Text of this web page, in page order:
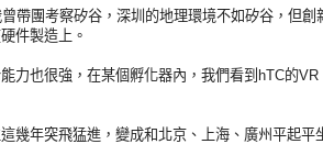
帶團考察矽谷，深圳的地理環境不如矽谷，但
件製造上。
力也很強，在某個孵化器內，我們看到hTC的
幾年突飛猛進，變成和北京、上海、廣州平起